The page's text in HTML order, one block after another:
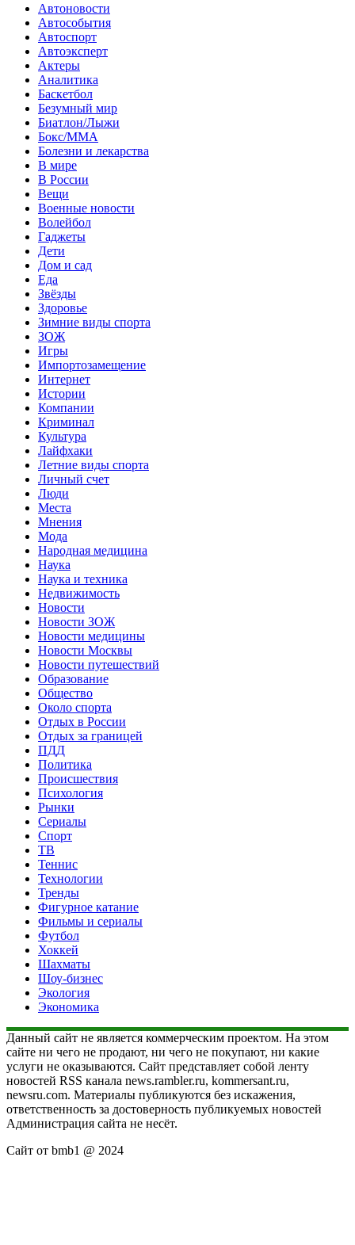
Автоновости
Автособытия
Автоспорт
Автоэксперт
Актеры
Аналитика
Баскетбол
Безумный мир
Биатлон/Лыжи
Бокс/MMA
Болезни и лекарства
В мире
В России
Вещи
Военные новости
Волейбол
Гаджеты
Дети
Дом и сад
Еда
Звёзды
Здоровье
Зимние виды спорта
ЗОЖ
Игры
Импортозамещение
Интернет
Истории
Компании
Криминал
Культура
Лайфхаки
Летние виды спорта
Личный счет
Люди
Места
Мнения
Мода
Народная медицина
Наука
Наука и техника
Недвижимость
Новости
Новости ЗОЖ
Новости медицины
Новости Москвы
Новости путешествий
Образование
Общество
Около спорта
Отдых в России
Отдых за границей
ПДД
Политика
Происшествия
Психология
Рынки
Сериалы
Спорт
ТВ
Теннис
Технологии
Тренды
Фигурное катание
Фильмы и сериалы
Футбол
Хоккей
Шахматы
Шоу-бизнес
Экология
Экономика
Данный сайт не является коммерческим проектом. На этом
сайте ни чего не продают, ни чего не покупают, ни какие
услуги не оказываются. Сайт представляет собой ленту
новостей RSS канала news.rambler.ru, kommersant.ru,
newsru.com. Материалы публикуются без искажения,
ответственность за достоверность публикуемых новостей
Администрация сайта не несёт.
Сайт от bmb1 @ 2024